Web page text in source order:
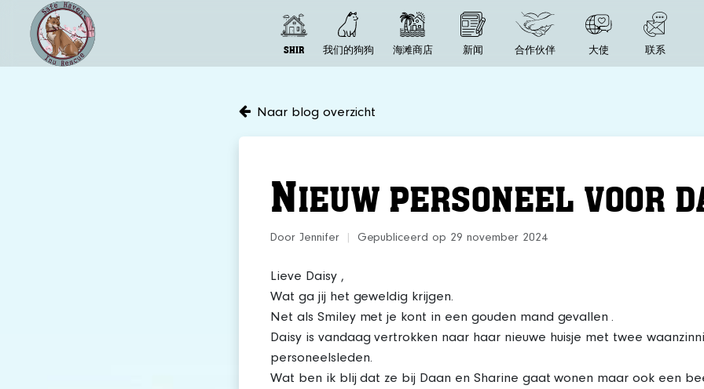
SHIR 我们的狗狗 海滩商店 新闻 合作伙伴 大使 联系
Naar blog overzicht
NIEUW PERSONEEL VOOR
Door Jennifer Gepubliceerd op 29 november 2024
Lieve Daisy ,
Wat ga jij het geweldig krijgen.
Net als Smiley met je kont in een gouden mand gevallen .
Daisy is vandaag vertrokken naar haar nieuwe huisje met twee
personeelsleden.
Wat ben ik blij dat ze bij Daan en Sharine gaat wonen maar ook een